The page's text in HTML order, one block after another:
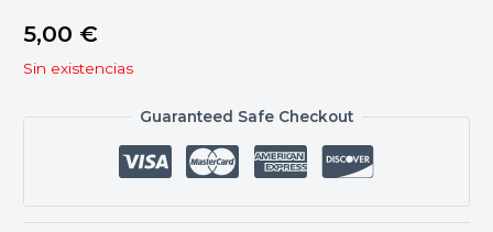
5,00 €
Sin existencias
Guaranteed Safe Checkout